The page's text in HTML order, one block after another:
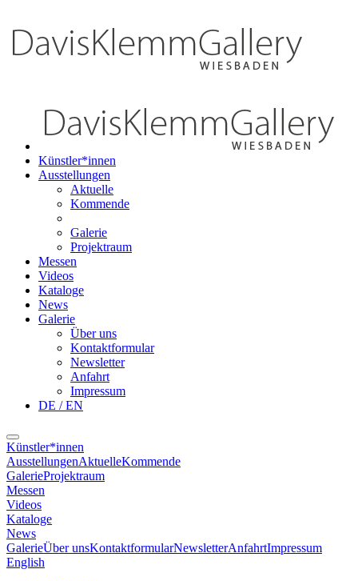
Künstler*innen
Ausstellungen
Aktuelle
Kommende
Galerie
Projektraum
Messen
Videos
Kataloge
News
Galerie
Über uns
Kontaktformular
Newsletter
Anfahrt
Impressum
DE / EN
Künstler*innen
AusstellungenAktuelleKommende
GalerieProjektraum
Messen
Videos
Kataloge
News
GalerieÜber unsKontaktformularNewsletterAnfahrtImpressum
English